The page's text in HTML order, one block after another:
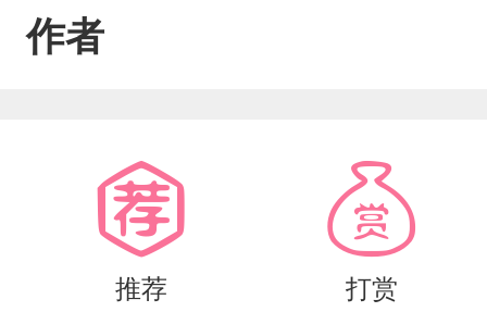
作者
推荐 打赏